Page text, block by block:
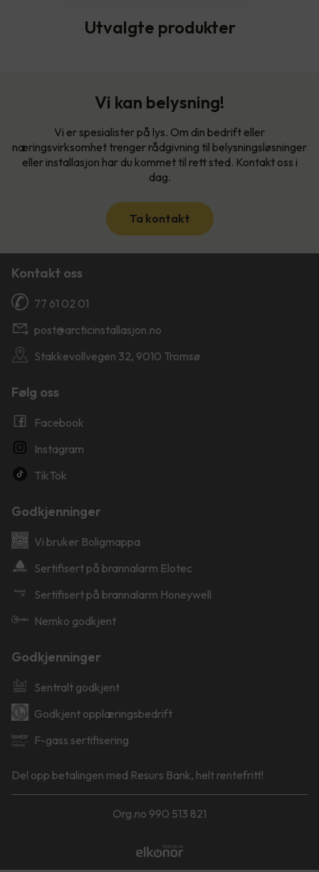
Utvalgte produkter
Vi kan belysning!
Vi er spesialister på lys. Om din bedrift eller
næringsvirksomhet trenger rådgivning til belysningsløsninger
eller installasjon har du kommet til rett sted. Kontakt oss i
dag.
Ta kontakt
Kontakt oss
77 61 02 01
post@arcticinstallasjon.no
Stakkevollvegen 32, 9010 Tromsø
Følg oss
Facebook
Instagram
TikTok
Godkjenninger
Vi bruker Boligmappa
Sertifisert på brannalarm Elotec
Sertifisert på brannalarm Honeywell
Nemko godkjent
Godkjenninger
Sentralt godkjent
Godkjent opplæringsbedrift
F-gass sertifisering
Del opp betalingen med Resurs Bank, helt rentefritt!
Org.no 990 513 821